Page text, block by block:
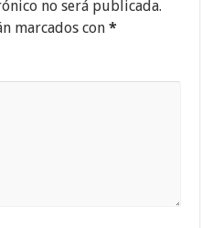
no será publicada.
marcados con*